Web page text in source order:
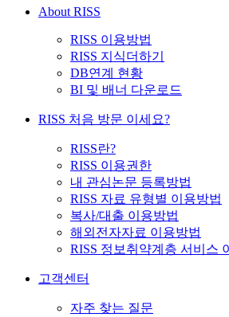
About RISS
RISS 이용방법
RISS 지식더하기
DB연계 현황
BI 및 배너 다운로드
RISS 처음 방문 이세요?
RISS란?
RISS 이용권한
내 관심논문 등록방법
RISS 자료 유형별 이용방법
복사/대출 이용방법
해외전자자료 이용방법
RISS 정보취약계층 서비스
고객센터
자주 찾는 질문